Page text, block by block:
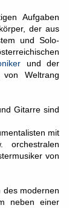
Aufgaben
der aus
und Solo-
und der
Weltrang
Gitarre sind
mit
orchestralen
von
des modernen
neben einer